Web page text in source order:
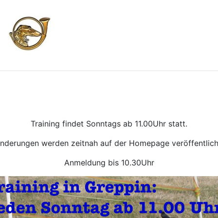
Training findet Sonntags ab 11.00Uhr statt.
werden zeitnah auf der Homepage
Anmeldung bis 10.30Uhr